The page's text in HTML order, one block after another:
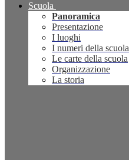
Scuola
Panoramica
Presentazione
I luoghi
I numeri della scuola
Le carte della scuola
Organizzazione
La storia